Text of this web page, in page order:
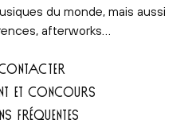
du monde, mais aussi
afterworks…
ET CONCOURS
FRÉQUENTES